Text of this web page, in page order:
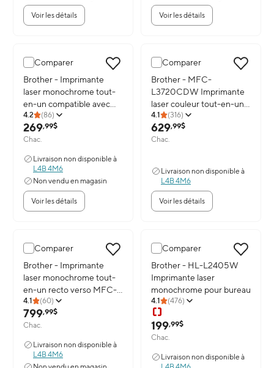
Voir les détails Voir les détails
Comparer
Image du produit: Brother - Imprimante laser monochrome tout-
Brother - Imprimante
laser monochrome tout-
en-un compatible avec
MacOS MFC-7240
4.2 (86)
269,99$
Chac.
Livraison non disponible à
L4B 4M6
Non vendu en magasin
Voir les détails
Comparer
Image du produit: Brother -
Brother - MFC-
L3720CDW Imprimante
laser couleur tout-en-un
sans fil
4.1 (316)
629,99$
Chac.
Livraison non disponible à
L4B 4M6
Voir les détails
Comparer
Image du produit: Brother - Imprimante laser monochrome tout-
Brother - Imprimante
laser monochrome tout-
en-un recto verso MFC-
L6700DW, compatible
avec appareils mobiles
4.1 (60)
799,99$
Chac.
Livraison non disponible à
L4B 4M6
Comparer
Image du produit: Brother -
Brother - HL-L2405W
Imprimante laser
monochrome pour bureau
4.1 (476)
199,99$
Chac.
Livraison non disponible à